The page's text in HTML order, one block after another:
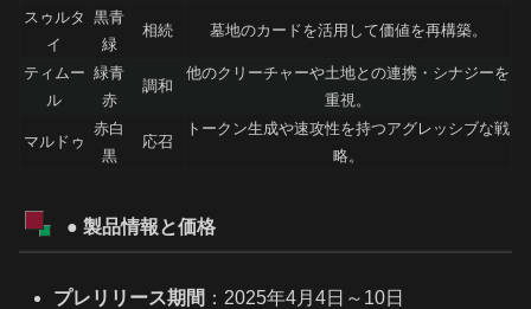
スゥルタ
イ
黒青
緑
相続 墓地のカードを活用して価値を再構築。
ティムー
ル
緑青
赤
調和
他のクリーチャーや土地との連携・シナジーを
重視。
マルドゥ
赤白
黒
応召
トークン生成や速攻性を持つアグレッシブな戦
略。
● 製品情報と価格
プレリリース期間 ：2025年4月4日～10日